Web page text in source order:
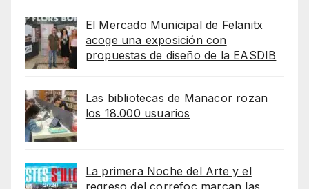
El Mercado Municipal de Felanitx
acoge una exposición con
propuestas de diseño de la EASDIB
Las bibliotecas de Manacor rozan
los 18.000 usuarios
La primera Noche del Arte y el